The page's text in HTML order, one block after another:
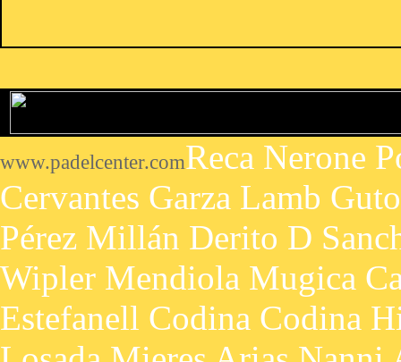
www.padelcenter.comReca Nerone
Cervantes Garza Lamb
Pérez Millán Derito D
Wipler Mendiola Mugica
Estefanell Codina Codina